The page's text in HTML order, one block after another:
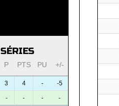
SÉRIES
P PTS PU +/-
3 4 - -5
- - - -